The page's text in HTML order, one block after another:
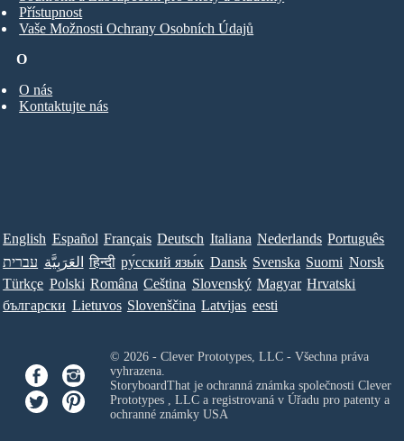
O
O nás
Kontaktujte nás
Přístupnost
Vaše Možnosti Ochrany Osobních Údajů
English Español Français Deutsch Italiana Nederlands Português
עברית العَرَبِيَّة हिन्दी ру́сский язы́к Dansk Svenska Suomi Norsk
Türkçe Polski Româna Ceština Slovenský Magyar Hrvatski
български Lietuvos Slovenščina Latvijas eesti
© 2026 - Clever Prototypes, LLC - Všechna práva
vyhrazena.
StoryboardThat je ochranná známka společnosti Clever
Prototypes , LLCa registrovaná v Úřadu pro patenty a
ochranné známky USA